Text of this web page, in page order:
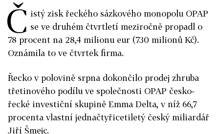
Č istý zisk řeckého sázkového monopolu OPAP
se ve druhém čtvrtletí meziročně propadl o
78 procent na 28,4 milionu eur (730 milionů Kč).
Oznámila to ve čtvrtek firma.
Řecko v polovině srpna dokončilo prodej zhruba
třetinového podílu ve společnosti OPAP česko-
řecké investiční skupině Emma Delta, v níž 66,7
procenta vlastní jednačtyřicetiletý český miliardář
Jiří Šmejc.